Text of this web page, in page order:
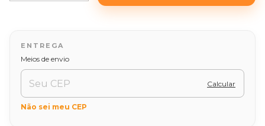
Entregas para o CEP:
Meios de envio
Calcular
Não sei meu CEP